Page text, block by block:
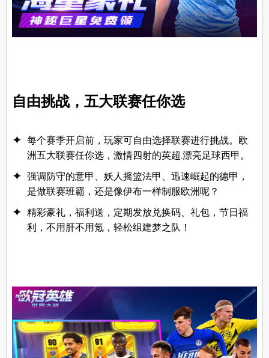
自由挑战，五大联赛任你选
每个赛季开启前，玩家可自由选择联赛进行挑战。欧
洲五大联赛任你选，激情四射的英超.漂亮足球西甲。
强调防守的意甲、妖人摇篮法甲、迅速崛起的德甲，
是做联赛班霸，还是像伊布一样制服欧洲呢？
精彩豪礼，福利送，定期发放兑换码、礼包，节日福
利，不用肝不用氪，轻松组建梦之队！